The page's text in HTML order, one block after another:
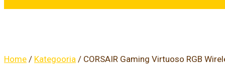
Home / Kategooria / CORSAIR Gaming Virtuoso RGB